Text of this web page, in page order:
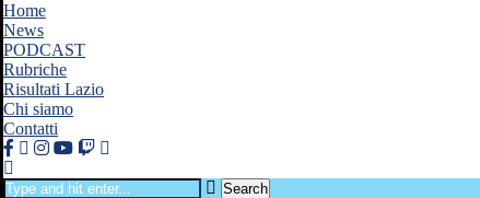
Home
News
PODCAST
Rubriche
Risultati Lazio
Chi siamo
Contatti
Search